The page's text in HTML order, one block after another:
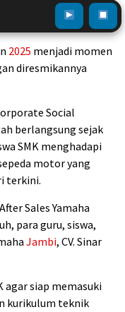
2025 menjadi momen
diresmikannya
Social
berlangsung sejak
SMK menghadapi
motor yang
terkini.
Sales Yamaha
para guru, siswa,
Jambi, CV. Sinar
agar siap memasuki
kurikulum teknik